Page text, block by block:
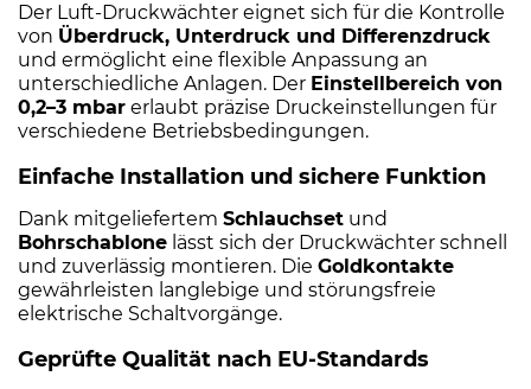
Der Luft-Druckwächter eignet sich für die Kontrolle
von Überdruck, Unterdruck und Differenzdruck
und ermöglicht eine flexible Anpassung an
unterschiedliche Anlagen. Der Einstellbereich von
0,2–3 mbar erlaubt präzise Druckeinstellungen für
verschiedene Betriebsbedingungen.
Einfache Installation und sichere Funktion
Dank mitgeliefertem Schlauchset und
Bohrschablone lässt sich der Druckwächter schnell
und zuverlässig montieren. Die Goldkontakte
gewährleisten langlebige und störungsfreie
elektrische Schaltvorgänge.
Geprüfte Qualität nach EU-Standards